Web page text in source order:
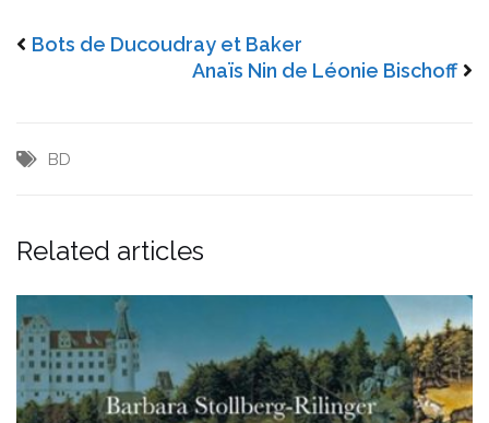
Bots de Ducoudray et Baker
Anaïs Nin de Léonie Bischoff
BD
Related articles